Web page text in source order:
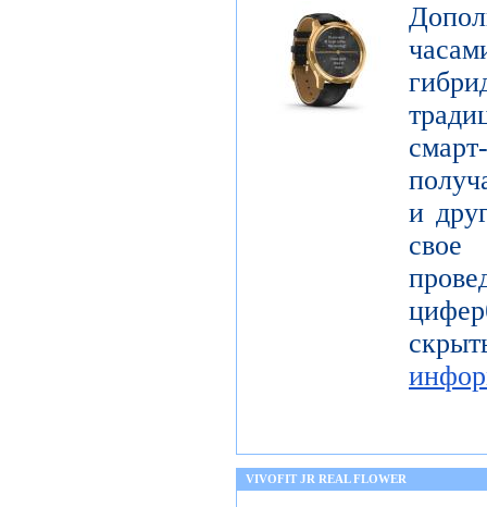
и
VIVOFIT JR REAL FLOWER